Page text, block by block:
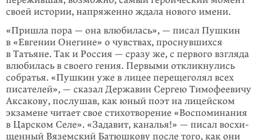
своей истории, напряженно ждала нового имени.
«Пришла пора — она влюбилась», — писал Пушкин
в «Евгении Онеги­не» о чув­ствах, проснувшихся
в Татьяне. Так и Россия — сразу же, с первого взгляда
влю­билась в своего гения. Первыми откликнулись
собратья. «Пушкин уже в лицее пере­щеголял всех
писателей», — сказал Державин Сергею Тимофе­евичу
Акса­кову, послушав, как юный поэт на лицейском
экзамене читает свое стихотво­рение «Воспоминания
в Царском Селе». «Задавит, каналья!» — писал восхи­
щенный Вяземский Батюшкову после того, как они